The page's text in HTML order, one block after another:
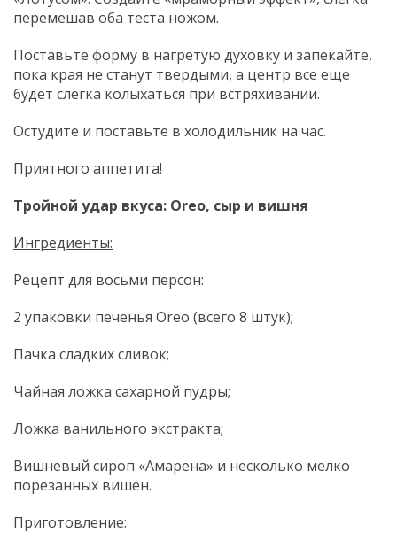
перемешав оба теста ножом.
Поставьте форму в нагретую духовку и запекайте,
пока края не станут твердыми, а центр все еще
будет слегка колыхаться при встряхивании.
Остудите и поставьте в холодильник на час.
Приятного аппетита!
Тройной удар вкуса: Oreo, сыр и вишня
Ингредиенты:
Рецепт для восьми персон:
2 упаковки печенья Oreo (всего 8 штук);
Пачка сладких сливок;
Чайная ложка сахарной пудры;
Ложка ванильного экстракта;
Вишневый сироп «Амарена» и несколько мелко
порезанных вишен.
Приготовление: